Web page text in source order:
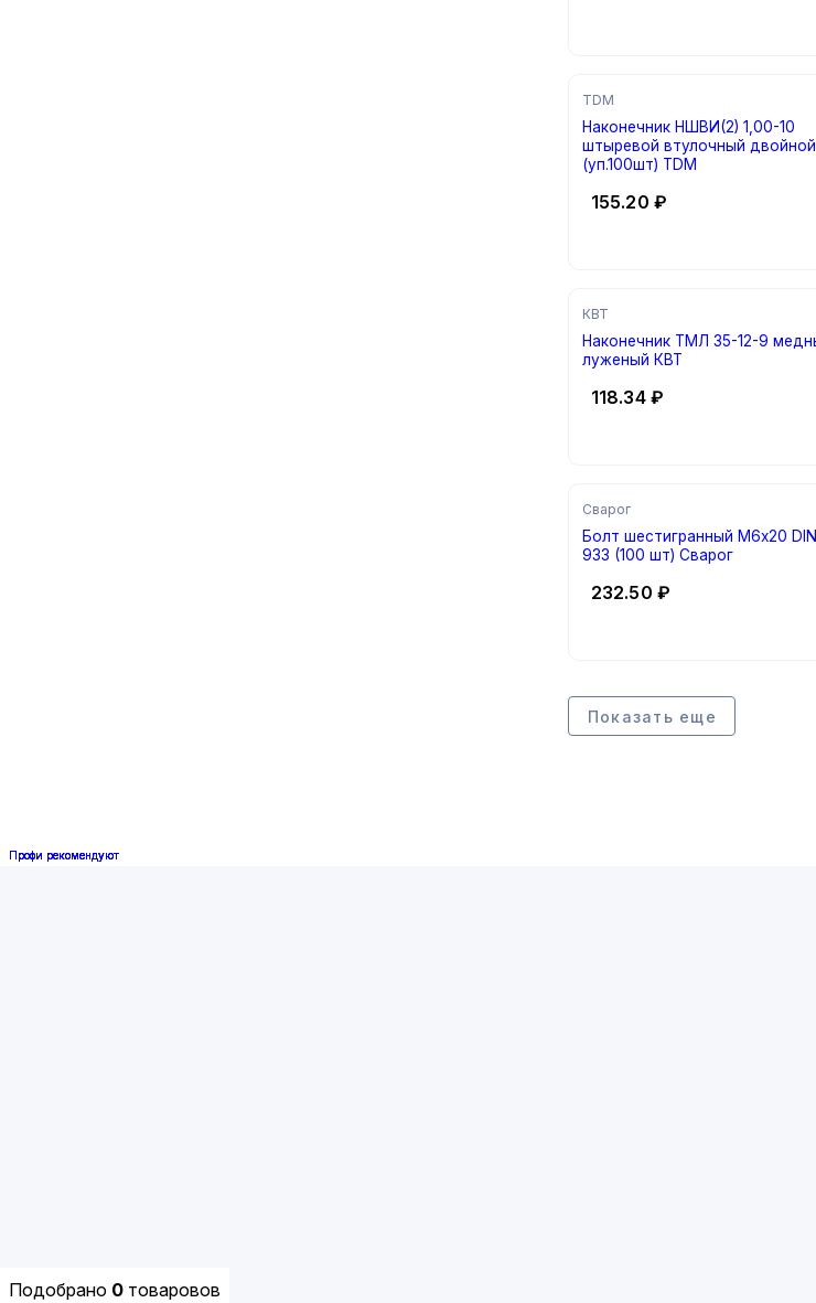
Подобрано 0 товаровов
Профи рекомендуют
Профи рекомендуют
Профи рекомендуют
Профи рекомендуют
TDM
Наконечник НШВИ(2) 1,00-10
штыревой втулочный двойной
(уп.100шт) TDM
155.20 ₽
КВТ
Наконечник ТМЛ 35-12-9 медный
луженый КВТ
118.34 ₽
Сварог
Болт шестигранный М6х20 DIN
933 (100 шт) Сварог
232.50 ₽
Показать еще